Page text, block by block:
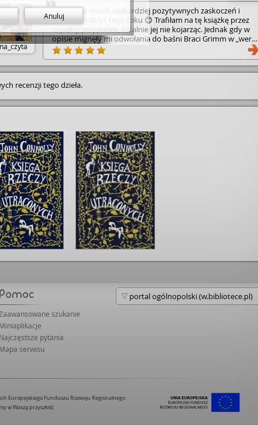
na_czyta
To jedno z moich najbardziej pozytywnych zaskoczeń i
zarazem odkryć tego roku 😊 Trafiłam na tę książkę przez
zupełny przypadek, totalnie jej nie kojarząc. Jednak gdy w
opisie mignęły mi odwołania do baśni Braci Grimm w „wersji
dla dorosłych” postanowiłam przeczytać w ciemno i do dziś
jestem zaskoczona, że tak mało się o niej mówi. To piękna
historia o dorastaniu i dziecięcych rozterkach w zderzeniu
ze światem dorosłych. Po śmierci matki dwunastoletni
David przenosi się z ojcem do domu swojej nowej macochy.
świat książek, który wciąga go tak, że już sam do końca nie
niebezpieczną podróż napotykając na swojej drodze
postaci znane mu do tej pory jedynie z baśni. Co gorsze,
okazuje się, że w rzeczywistości mają one o wiele mniej
wspólnego z dziecięcymi fantazjami, a bardziej
przypominają mu sceny z filmów grozy… • Mnie osobiście
porwała ta książka i wszelkie interpretacje zawartych w niej
opowieści. Kibicowałam chłopcu do samego końca, a po
zakończeniu czułam wręcz niedosyt. Oby takie miłe
zaskoczenia książkowe trafiały mi się częściej 😊 8/10
recenzji tego dzieła.
szukanie
Miniaplikacje
Najczęstsze pytania
Mapa serwisu
Europejskiego Funduszu Rozwoju Regionalnego
w Waszą przyszłość
Anuluj